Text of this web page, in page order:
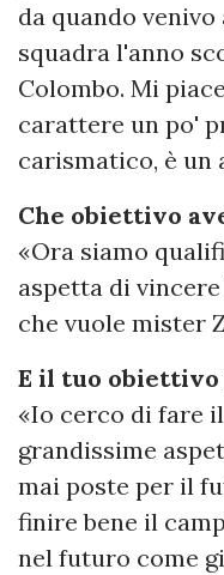
da quando
squadra l'anno
Colombo. Mi
carattere un po'
carismatico, è un
Che obiettivo
«Ora siamo
aspetta di
che vuole mister
E il tuo obiettivo
«Io cerco di fare
grandissime
mai poste per il
finire bene il
nel futuro come